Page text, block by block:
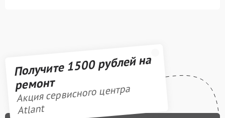
Получите 1500 рублей на
ремонт
Акция сервисного центра
Atlant